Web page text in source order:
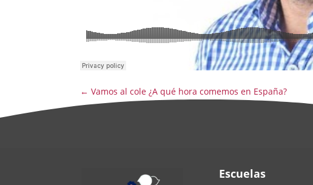
← Vamos al cole ¿A qué hora comemos en España?
Escuelas